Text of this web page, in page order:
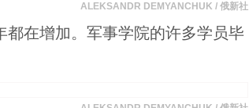
ALEKSANDR DEMYANCHUK / 俄新社
在增加。军事学院的许多学员毕